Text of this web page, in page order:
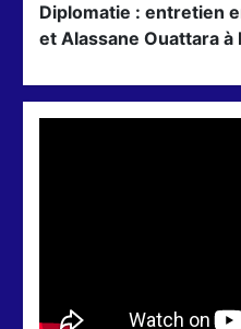
Diplomatie : entretien
et Alassane Ouattara à